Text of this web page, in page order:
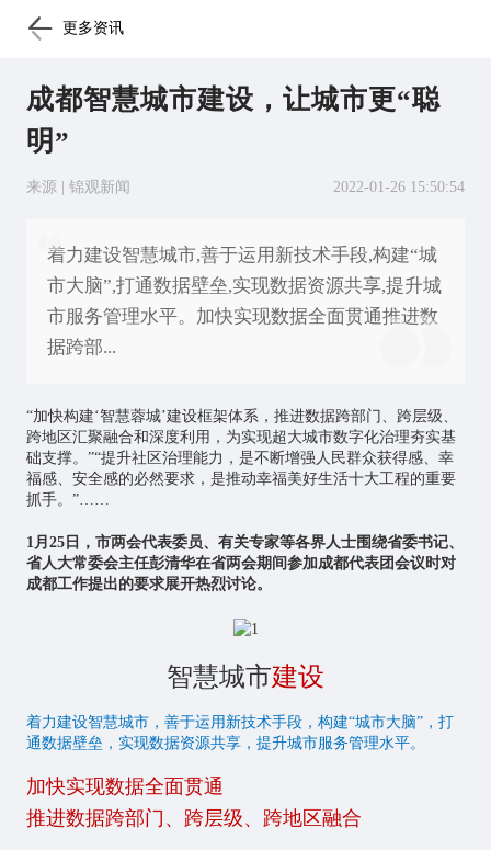
更多资讯
成都智慧城市建设，让城市更“聪
明”
来源 | 锦观新闻 2022-01-26 15:50:54
着力建设智慧城市,善于运用新技术手段,构建“城
市大脑”,打通数据壁垒,实现数据资源共享,提升城
市服务管理水平。加快实现数据全面贯通推进数
据跨部...
“加快构建‘智慧蓉城’建设框架体系，推进数据跨部门、跨层级、
跨地区汇聚融合和深度利用，为实现超大城市数字化治理夯实基
础支撑。”“提升社区治理能力，是不断增强人民群众获得感、幸
福感、安全感的必然要求，是推动幸福美好生活十大工程的重要
抓手。”……
1月25日，市两会代表委员、有关专家等各界人士围绕省委书记、
省人大常委会主任彭清华在省两会期间参加成都代表团会议时对
成都工作提出的要求展开热烈讨论。
智慧城市建设
着力建设智慧城市，善于运用新技术手段，构建“城市大脑”，打
通数据壁垒，实现数据资源共享，提升城市服务管理水平。
加快实现数据全面贯通
推进数据跨部门、跨层级、跨地区融合